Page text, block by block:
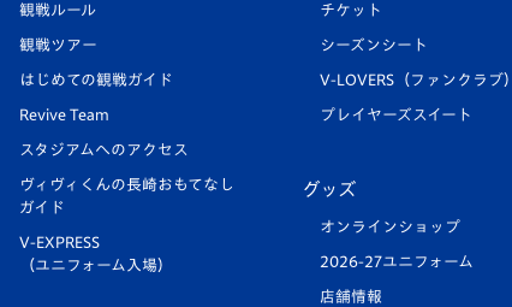
観戦ルール
観戦ツアー
はじめての観戦ガイド
Revive Team
スタジアムへのアクセス
ヴィヴィくんの長崎おもてなし
ガイド
V-EXPRESS
（ユニフォーム入場）
チケット
シーズンシート
V-LOVERS（ファンクラブ）
プレイヤーズスイート
グッズ
オンラインショップ
2026-27ユニフォーム
店舗情報